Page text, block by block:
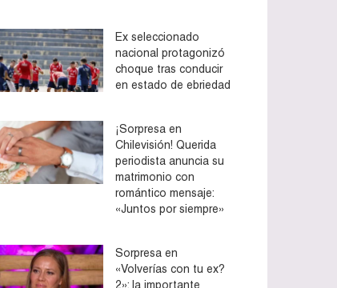
Ex seleccionado
nacional protagonizó
choque tras conducir
en estado de ebriedad
¡Sorpresa en
Chilevisión! Querida
periodista anuncia su
matrimonio con
romántico mensaje:
«Juntos por siempre»
Sorpresa en
«Volverías con tu ex?
2»: la importante